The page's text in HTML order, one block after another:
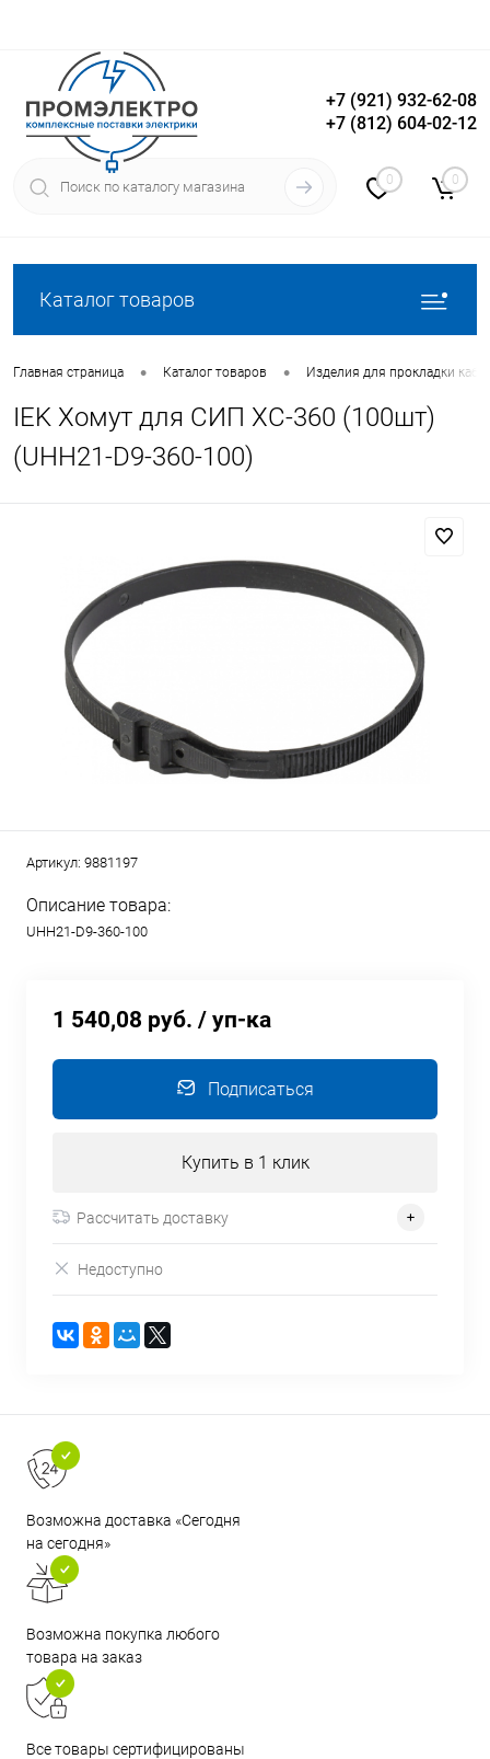
Вход Регистрация
+7 (921) 932-62-08
+7 (812) 604-02-12
0 0
Каталог товаров
Главная страница • Каталог товаров • Изделия для прокладки
IEK Хомут для СИП ХС-360 (100шт)
(UHH21-D9-360-100)
Артикул: 9881197
Описание товара:
UHH21-D9-360-100
1 540,08 руб. / уп-ка
Подписаться
Купить в 1 клик
Рассчитать доставку
Недоступно
Возможна доставка «Сегодня
на сегодня»
Возможна покупка любого
товара на заказ
Все товары сертифицированы